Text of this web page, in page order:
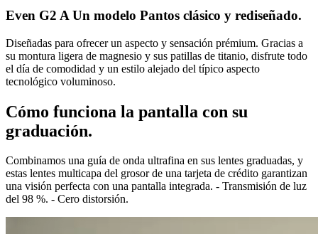
Even G2 B Una forma rectangular moderna y
Diseñadas para ofrecer un aspecto y sensación prémium. Gracias a
su montura ligera de magnesio y sus patillas de titanio, disfrute todo
el día de comodidad y un estilo alejado del típico aspecto
Cómo funciona la pantalla con su
graduación.
Combinamos una guía de onda ultrafina en sus lentes graduadas, y
estas lentes multicapa del grosor de una tarjeta de crédito garantizan
una visión perfecta con una pantalla integrada. - Transmisión de luz
del 98 %. - Cero distorsión.